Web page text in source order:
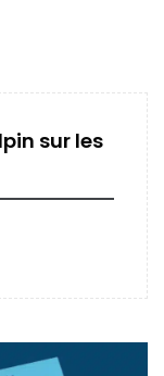
sur les